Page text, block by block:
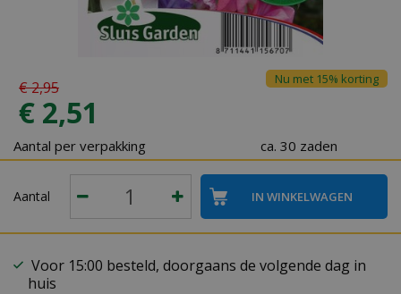
€2,95
€ 2,51
Nu met 15% korting
Aantal per verpakking ca. 30 zaden
Aantal
Voor 15:00 besteld, doorgaans de volgende dag in
huis